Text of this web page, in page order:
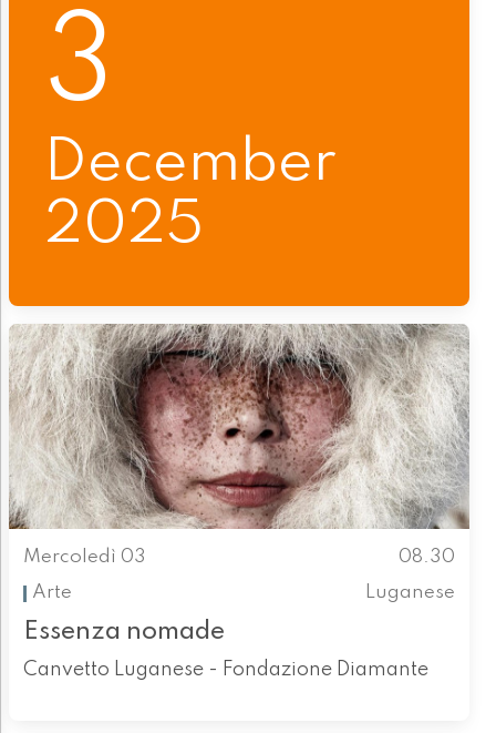
3
December
2025
Mercoledì 03
08.30
Arte
Luganese
Essenza nomade
Canvetto Luganese - Fondazione Diamante